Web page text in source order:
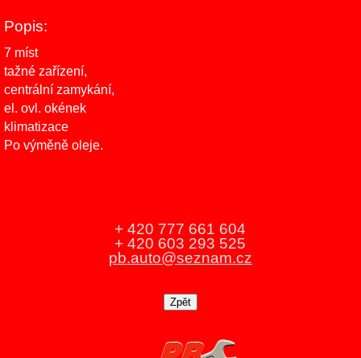
Popis:
7 míst
tažné zařízení,
centrální zamykání,
el. ovl. okének
klimatizace
Po výměně oleje.
+ 420 777 661 604
+ 420 603 293 525
pb.auto@seznam.cz